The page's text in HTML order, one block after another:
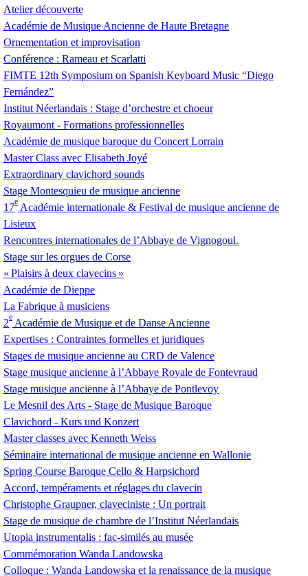
Atelier découverte
Académie de Musique Ancienne de Haute Bretagne
Ornementation et improvisation
Conférence : Rameau et Scarlatti
FIMTE 12th Symposium on Spanish Keyboard Music “Diego
Fernández”
Institut Néerlandais : Stage d’orchestre et choeur
Royaumont - Formations professionnelles
Académie de musique baroque du Concert Lorrain
Master Class avec Elisabeth Joyé
Extraordinary clavichord sounds
Stage Montesquieu de musique ancienne
17
e
Académie internationale & Festival de musique ancienne de
Lisieux
Rencontres internationales de l’Abbaye de Vignogoul.
Stage sur les orgues de Corse
« Plaisirs à deux clavecins »
Académie de Dieppe
La Fabrique à musiciens
2
e
Académie de Musique et de Danse Ancienne
Expertises : Contraintes formelles et juridiques
Stages de musique ancienne au CRD de Valence
Stage musique ancienne à l’Abbaye Royale de Fontevraud
Stage musique ancienne à l’Abbaye de Pontlevoy
Le Mesnil des Arts - Stage de Musique Baroque
Clavichord - Kurs und Konzert
Master classes avec Kenneth Weiss
Séminaire international de musique ancienne en Wallonie
Spring Course Baroque Cello & Harpsichord
Accord, tempéraments et réglages du clavecin
Christophe Graupner, claveciniste : Un portrait
Stage de musique de chambre de l’Institut Néerlandais
Utopia instrumentalis : fac-similés au musée
Commémoration Wanda Landowska
Colloque : Wanda Landowska et la renaissance de la musique